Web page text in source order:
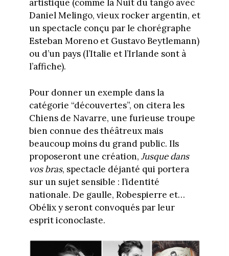
artistique (comme la Nuit du tango avec
Daniel Melingo, vieux rocker argentin, et
un spectacle conçu par le chorégraphe
Esteban Moreno et Gustavo Beytlemann)
ou d’un pays (l’Italie et l’Irlande sont à
l’affiche).
Pour donner un exemple dans la
catégorie “découvertes”, on citera les
Chiens de Navarre, une furieuse troupe
bien connue des théâtreux mais
beaucoup moins du grand public. Ils
proposeront une création, Jusque dans
vos bras, spectacle déjanté qui portera
sur un sujet sensible : l’identité
nationale. De gaulle, Robespierre et…
Obélix y seront convoqués par leur
esprit iconoclaste.